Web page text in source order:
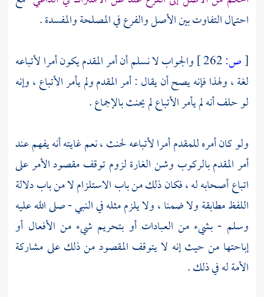
احتمال التفاوت بين الأصل والفرع في المصلحة والمفسدة .
[ص:
والجواب لا نسلم أن أمر المقدم يكون أمرا لأتباعه
لغة ، ولهذا فإنه يصح أن يقال : أمر المقدم ولم يأمر الأتباع ، وإنه
لو حلف أنه لم يأمر الأتباع لم يحنث بالإجماع .
ولو كان أمره للمقدم أمرا لأتباعه لحنث ، نعم غايته أنه يفهم عند
أمر المقدم بالركوب وشن الغارة لزوم توقف مقصود الأمر على
اتباع أصحابه له ، فكان ذلك من باب الاستلزام لا من باب دلالة
اللفظ مطابقة ولا ضمنا ، ولا يلزم مثله في النبي - صلى الله عليه
وسلم - بشيء من العبادات أو بتحريم شيء من الأفعال أو
إباحتها من حيث إنه لا يتوقف المقصود من ذلك على مشاركة
الأمة له في ذلك .